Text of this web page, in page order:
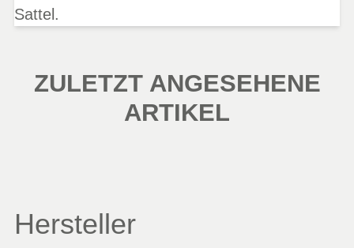
Sattel.
ZULETZT ANGESEHENE
ARTIKEL
Hersteller